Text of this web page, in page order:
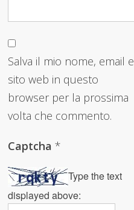
Salva il mio nome, email e
sito web in questo
browser per la prossima
volta che commento.
Captcha*
Type the text
displayed above: